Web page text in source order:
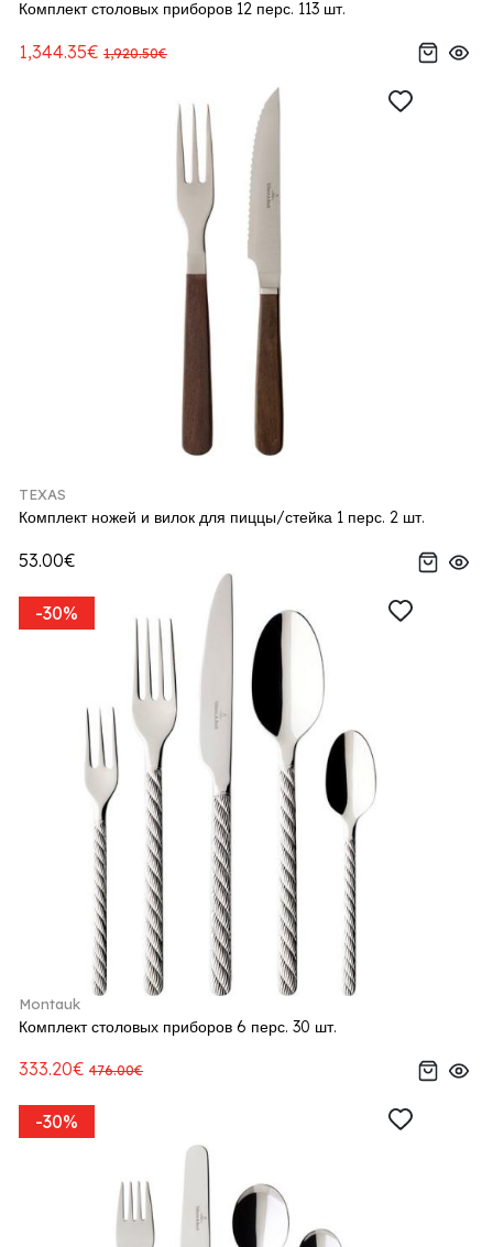
Комплект столовых приборов 12 перс. 113 шт.
1,344.35€ 1,920.50€
TEXAS
Комплект ножей и вилок для пиццы/стейка 1 перс. 2 шт.
53.00€
-30%
Montauk
Комплект столовых приборов 6 перс. 30 шт.
333.20€ 476.00€
-30%